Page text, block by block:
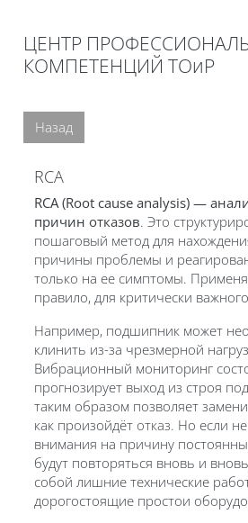
ЦЕНТР
КОМПЕТЕНЦИЙ ТОиР
Назад
RCA
RCA (Root cause analysis) —
причин отказов. Это
пошаговый метод для
причины проблемы и
только на ее симптомы.
правило, для критически
Например, подшипник может
клинить из-за чрезмерной
Вибрационный мониторинг
прогнозирует выход из строя
таким образом позволяет
как произойдёт отказ. Но если
внимания на причину
будут повторяться вновь и
собой лишние технические
дорогостоящие простои